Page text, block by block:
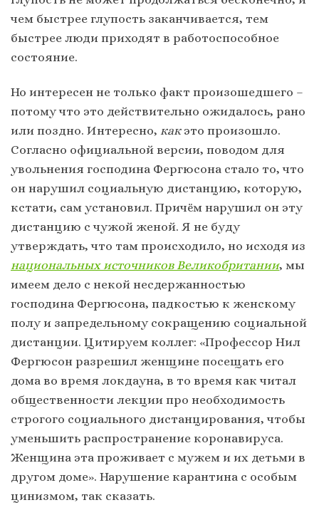
чем быстрее глупость заканчивается, тем
быстрее люди приходят в работоспособное
состояние.
Но интересен не только факт произошедшего –
потому что это действительно ожидалось, рано
или поздно. Интересно, какэто произошло.
Согласно официальной версии, поводом для
увольнения господина Фергюсона стало то, что
он нарушил социальную дистанцию, которую,
кстати, сам установил. Причём нарушил он эту
дистанцию с чужой женой. Я не буду
утверждать, что там происходило, но исходя из
национальных источников Великобритании, мы
имеем дело с некой несдержанностью
господина Фергюсона, падкостью к женскому
полу и запредельному сокращению социальной
дистанции. Цитируем коллег: «Профессор Нил
Фергюсон разрешил женщине посещать его
дома во время локдауна, в то время как читал
общественности лекции про необходимость
строгого социального дистанцирования, чтобы
уменьшить распространение коронавируса.
Женщина эта проживает с мужем и их детьми в
другом доме». Нарушение карантина с особым
цинизмом, так сказать.